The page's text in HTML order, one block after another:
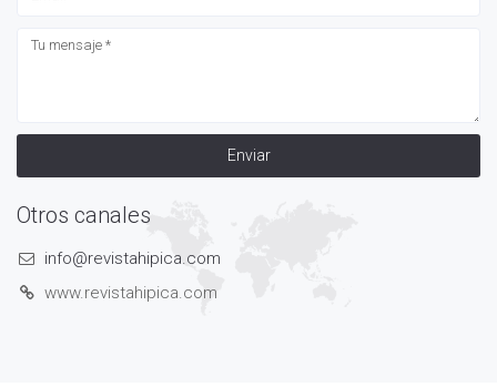
Enviar
Otros canales
info@revistahipica.com
www.revistahipica.com